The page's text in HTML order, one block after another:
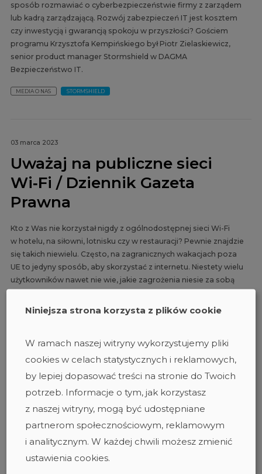
sposób rozmawiać o cyberbezpieczeństwie firmy z zarządem
lub kadrą zarządzającą. Rozwój zabezpieczeń IT jest kosztem
czy inwestycją i gwarancją spokoju w przyszłości? Gościem
programu Krzysztofa Kempińskiego był Piotr Zielaskiewicz,
senior product manager Stormshield w DAGMA
Bezpieczeństwo IT.
MEDIA O NAS STORMSHIELD
03 marca 2023
Uważaj na publiczne sieci
Wi‑Fi / Dziennik Gazeta
Prawna
Kto z Was nie korzystał nigdy z ogólnodostępnej sieci Wi-Fi
w hotelu, na siłowni, lotnisku czy w restauracji? Pewnie znajdzie
się takich niewielu. Często, na zagranicznych wakacjach poza
UE to jedyny sposób, aby skorzystać z internetu. Niestety wielu
użytkowników nawet nie wie, jakie zagrożenia niesie za sobą
Gazety Prawnej, który stracił w ten sposób pieniądze.
22 lutego 2023
Paweł Jurek: Cyberataki
w ostatnich 2 latach bardzo
się nasiliły / Radio Kraków
Niniejsza strona korzysta z plików cookie
W ramach naszej witryny wykorzystujemy pliki
cookies w celach statystycznych i reklamowych,
by lepiej dopasować treści na stronie do Twoich
potrzeb. Informacje o tym, jak korzystasz
z naszej witryny, mogą być udostępniane
partnerom społecznościowym, reklamowym
i analitycznym. W każdej chwili możesz zmienić
ustawienia cookies.